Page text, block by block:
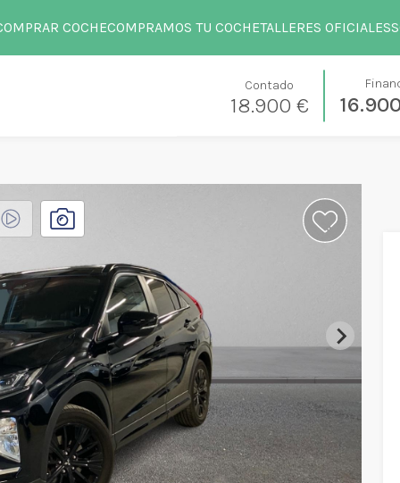
COCHECOMPRAMOS TU COCHETALLERES OFICIALES
Contado
18.900 €